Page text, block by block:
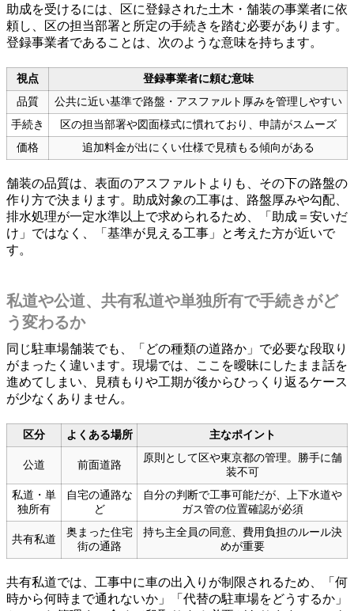
助成を受けるには、区に登録された土木・舗装の事業者に依
頼し、区の担当部署と所定の手続きを踏む必要があります。
登録事業者であることは、次のような意味を持ちます。
視点
登録事業者に頼む意味
品質
公共に近い基準で路盤・アスファルト厚みを管理しやすい
手続き
区の担当部署や図面様式に慣れており、申請がスムーズ
価格
追加料金が出にくい仕様で見積もる傾向がある
舗装の品質は、表面のアスファルトよりも、その下の路盤の
作り方で決まります。助成対象の工事は、路盤厚みや勾配、
排水処理が一定水準以上で求められるため、「助成＝安いだ
け」ではなく、「基準が見える工事」と考えた方が近いで
す。
私道や公道、共有私道や単独所有で手続きがど
う変わるか
同じ駐車場舗装でも、「どの種類の道路か」で必要な段取り
がまったく違います。現場では、ここを曖昧にしたまま話を
進めてしまい、見積もりや工期が後からひっくり返るケース
が少なくありません。
区分 よくある場所 主なポイント
公道 前面道路
原則として区や東京都の管理。勝手に舗
装不可
私道・単
独所有
自宅の通路な
ど
自分の判断で工事可能だが、上下水道や
ガス管の位置確認が必須
共有私道
奥まった住宅
街の通路
持ち主全員の同意、費用負担のルール決
めが重要
共有私道では、工事中に車の出入りが制限されるため、「何
時から何時まで通れないか」「代替の駐車場をどうするか」